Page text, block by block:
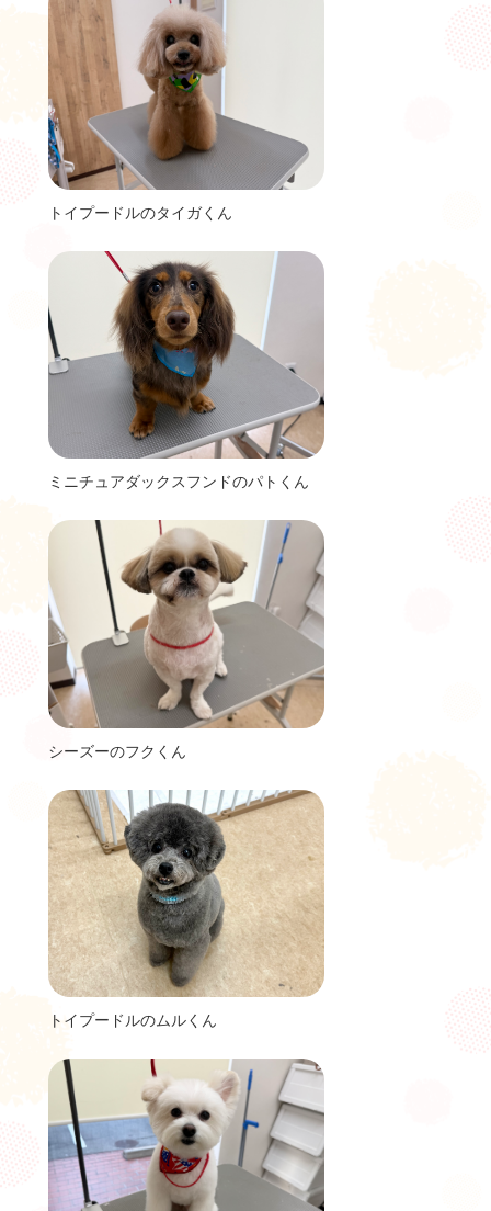
トイプードルのタイガくん
ミニチュアダックスフンドのパトくん
シーズーのフクくん
トイプードルのムルくん